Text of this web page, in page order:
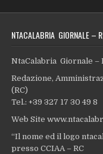
NTACALABRIA GIORNALE –
NtaCalabria Giornale –
Redazione,
(RC)
Tel.: +39 327 17 30 49 8
Web Site
“Il nome ed il logo
presso CCIAA – RC